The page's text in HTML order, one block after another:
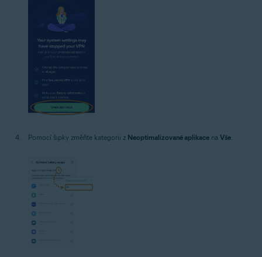
Pomocí šipky změňte kategorii z Neoptimalizované aplikace na Vše